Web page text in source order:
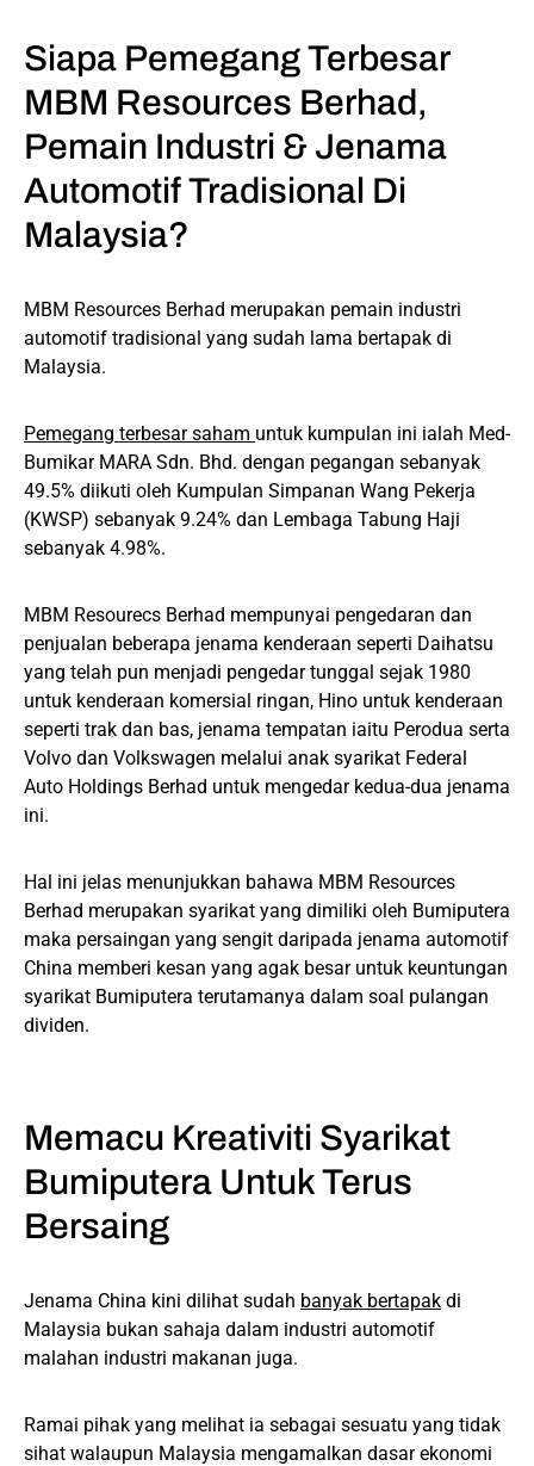
Siapa Pemegang Terbesar
MBM Resources Berhad,
Pemain Industri & Jenama
Automotif Tradisional Di
Malaysia?
MBM Resources Berhad merupakan pemain industri
automotif tradisional yang sudah lama bertapak di
Malaysia.
Pemegang terbesar saham untuk kumpulan ini ialah Med-
Bumikar MARA Sdn. Bhd. dengan pegangan sebanyak
49.5% diikuti oleh Kumpulan Simpanan Wang Pekerja
(KWSP) sebanyak 9.24% dan Lembaga Tabung Haji
sebanyak 4.98%.
MBM Resourecs Berhad mempunyai pengedaran dan
penjualan beberapa jenama kenderaan seperti Daihatsu
yang telah pun menjadi pengedar tunggal sejak 1980
untuk kenderaan komersial ringan, Hino untuk kenderaan
seperti trak dan bas, jenama tempatan iaitu Perodua serta
Volvo dan Volkswagen melalui anak syarikat Federal
Auto Holdings Berhad untuk mengedar kedua-dua jenama
ini.
Hal ini jelas menunjukkan bahawa MBM Resources
Berhad merupakan syarikat yang dimiliki oleh Bumiputera
maka persaingan yang sengit daripada jenama automotif
China memberi kesan yang agak besar untuk keuntungan
syarikat Bumiputera terutamanya dalam soal pulangan
dividen.
Memacu Kreativiti Syarikat
Bumiputera Untuk Terus
Bersaing
Jenama China kini dilihat sudah banyak bertapak di
Malaysia bukan sahaja dalam industri automotif
malahan industri makanan juga.
Ramai pihak yang melihat ia sebagai sesuatu yang tidak
sihat walaupun Malaysia mengamalkan dasar ekonomi